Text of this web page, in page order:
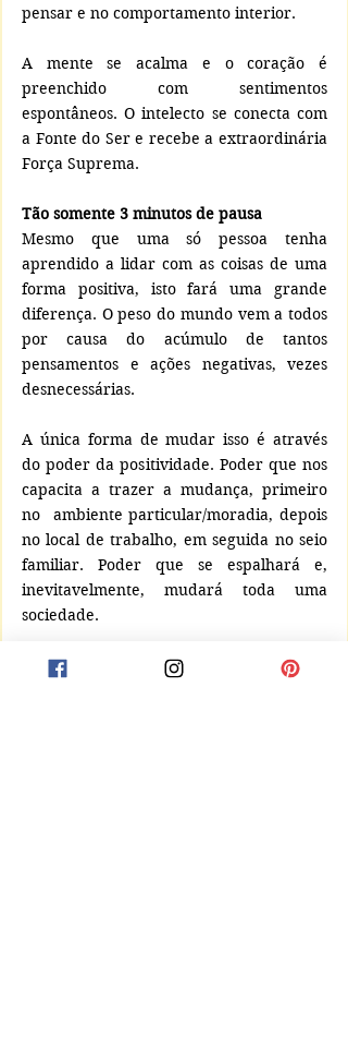
pensar e no comportamento interior.
A mente se acalma e o coração é
preenchido com sentimentos
espontâneos. O intelecto se conecta com
a Fonte do Ser e recebe a extraordinária
Força Suprema.
Tão somente 3 minutos de pausa
Mesmo que uma só pessoa tenha
aprendido a lidar com as coisas de uma
forma positiva, isto fará uma grande
diferença. O peso do mundo vem a todos
por causa do acúmulo de tantos
pensamentos e ações negativas, vezes
desnecessárias.
A única forma de mudar isso é através
do poder da positividade. Poder que nos
capacita a trazer a mudança, primeiro
no  ambiente particular/moradia, depois
no local de trabalho, em seguida no seio
familiar. Poder que se espalhará e,
inevitavelmente, mudará toda uma
sociedade.
Todo poder que se origina por três